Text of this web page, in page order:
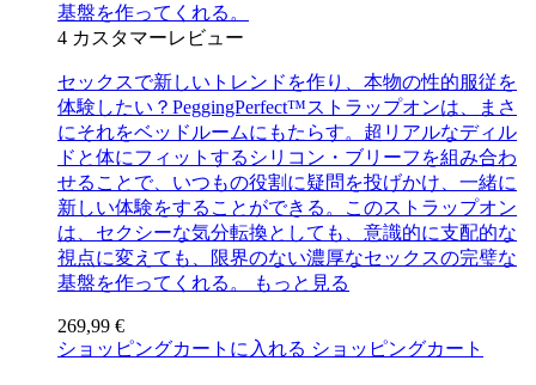
基盤を作ってくれる。
4 カスタマーレビュー
セックスで新しいトレンドを作り、本物の性的服従を
体験したい？PeggingPerfect™ストラップオンは、まさ
にそれをベッドルームにもたらす。超リアルなディル
ドと体にフィットするシリコン・ブリーフを組み合わ
せることで、いつもの役割に疑問を投げかけ、一緒に
新しい体験をすることができる。このストラップオン
は、セクシーな気分転換としても、意識的に支配的な
視点に変えても、限界のない濃厚なセックスの完璧な
基盤を作ってくれる。
もっと見る
269,99 €
ショッピングカートに入れる ショッピングカート